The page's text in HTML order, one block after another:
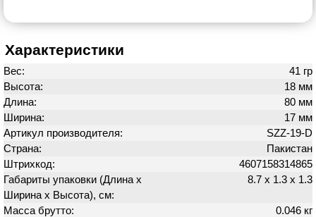
Характеристики
Вес:
41 гр
Высота:
18 мм
Длина:
80 мм
Ширина:
17 мм
Артикул производителя:
SZZ-19-D
Страна:
Пакистан
Штрихкод:
4607158314865
Габариты упаковки (Длина х
Ширина х Высота), см:
8.7 х 1.3 х 1.3
Масса брутто: 0.046 кг